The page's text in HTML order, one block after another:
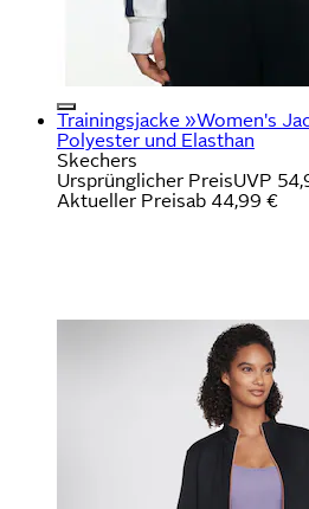
Trainingsjacke »Women's
Polyester und Elasthan
Skechers
Ursprünglicher PreisUVP
Aktueller Preisab 44,99 €